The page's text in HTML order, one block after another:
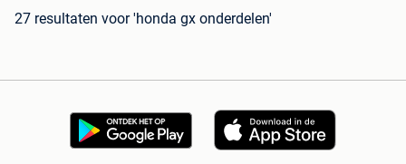
27 resultaten voor 'honda gx onderdelen'